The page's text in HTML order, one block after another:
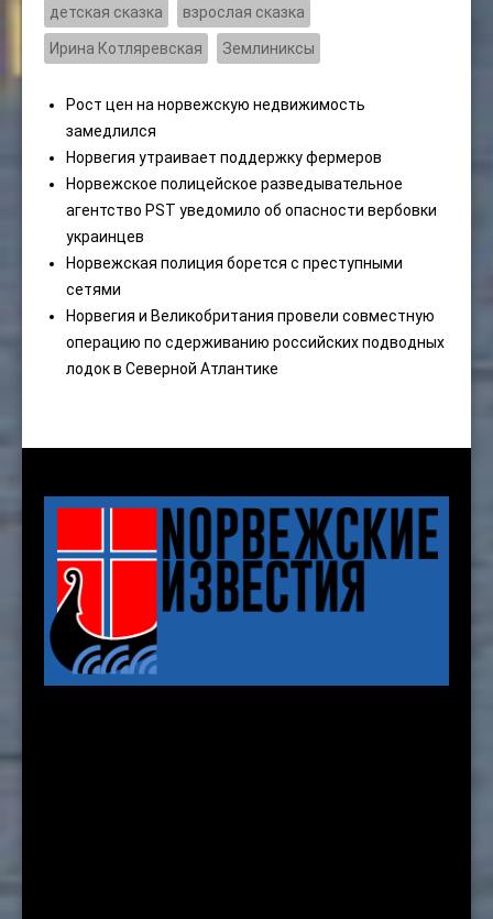
детская сказка взрослая сказка
Ирина Котляревская Землиниксы
Рост цен на норвежскую недвижимость
замедлился
Норвегия утраивает поддержку фермеров
Норвежское полицейское разведывательное
агентство PST уведомило об опасности вербовки
украинцев
Норвежская полиция борется с преступными
сетями
Норвегия и Великобритания провели совместную
операцию по сдерживанию российских подводных
лодок в Северной Атлантике